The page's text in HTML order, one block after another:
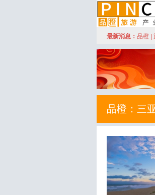
品橙旅游
最新消息： 品橙 |
品橙：三